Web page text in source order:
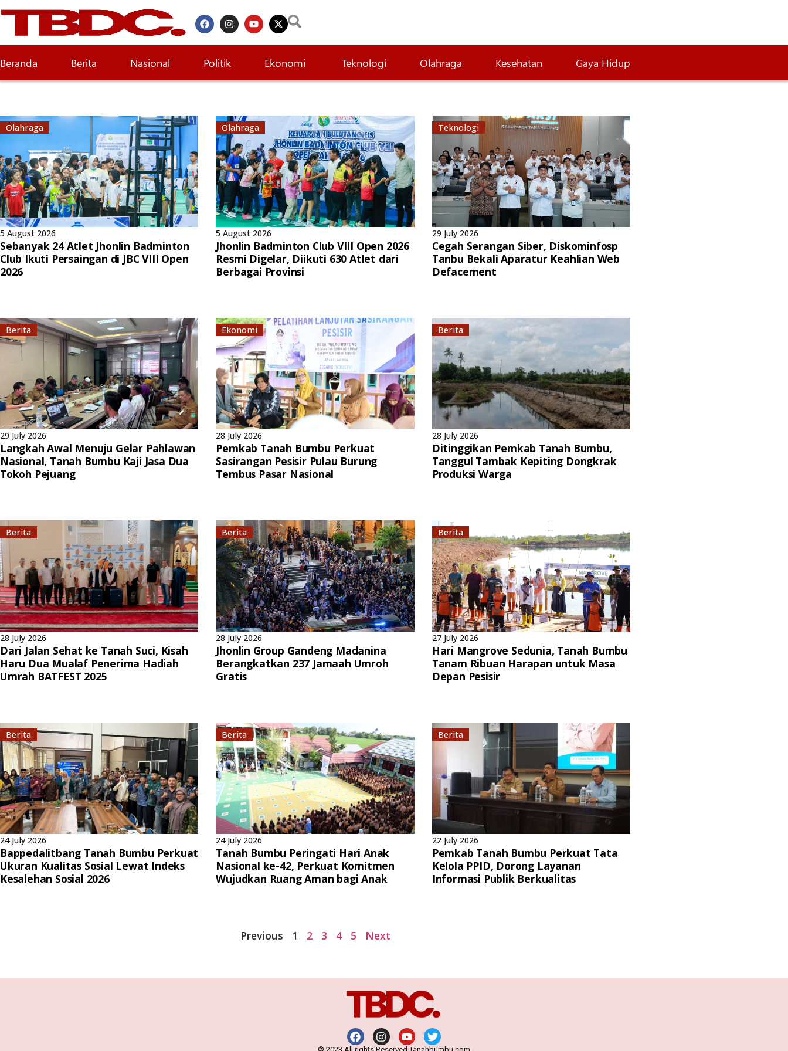
Beranda Berita Nasional Politik Ekonomi Teknologi Olahraga Kesehatan Gaya Hidup
Olahraga
5 August 2026
Sebanyak 24 Atlet Jhonlin Badminton
Club Ikuti Persaingan di JBC VIII Open
2026
Olahraga
5 August 2026
Jhonlin Badminton Club VIII Open 2026
Resmi Digelar, Diikuti 630 Atlet dari
Berbagai Provinsi
Teknologi
29 July 2026
Cegah Serangan Siber, Diskominfosp
Tanbu Bekali Aparatur Keahlian Web
Defacement
Berita
29 July 2026
Langkah Awal Menuju Gelar Pahlawan
Nasional, Tanah Bumbu Kaji Jasa Dua
Tokoh Pejuang
Ekonomi
28 July 2026
Pemkab Tanah Bumbu Perkuat
Sasirangan Pesisir Pulau Burung
Tembus Pasar Nasional
Berita
28 July 2026
Ditinggikan Pemkab Tanah Bumbu,
Tanggul Tambak Kepiting Dongkrak
Produksi Warga
Berita
28 July 2026
Dari Jalan Sehat ke Tanah Suci, Kisah
Haru Dua Mualaf Penerima Hadiah
Umrah BATFEST 2025
Berita
28 July 2026
Jhonlin Group Gandeng Madanina
Berangkatkan 237 Jamaah Umroh
Gratis
Berita
27 July 2026
Hari Mangrove Sedunia, Tanah Bumbu
Tanam Ribuan Harapan untuk Masa
Depan Pesisir
Berita
24 July 2026
Bappedalitbang Tanah Bumbu Perkuat
Ukuran Kualitas Sosial Lewat Indeks
Kesalehan Sosial 2026
Berita
24 July 2026
Tanah Bumbu Peringati Hari Anak
Nasional ke-42, Perkuat Komitmen
Wujudkan Ruang Aman bagi Anak
Berita
22 July 2026
Pemkab Tanah Bumbu Perkuat Tata
Kelola PPID, Dorong Layanan
Informasi Publik Berkualitas
Previous 1 2 3 4 5 Next